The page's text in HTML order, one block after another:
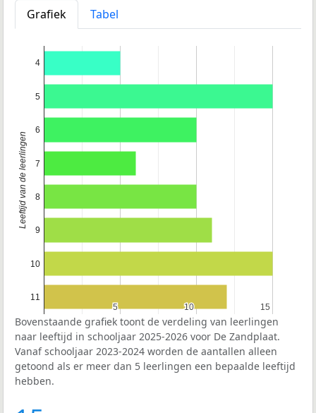
Grafiek
Tabel
5
5 10
10 15
15
4
5
6
7
8
9
10
11
Leeftijd van de leerlingen
Bovenstaande grafiek toont de verdeling van leerlingen
naar leeftijd in schooljaar 2025-2026 voor De Zandplaat.
Vanaf schooljaar 2023-2024 worden de aantallen alleen
getoond als er meer dan 5 leerlingen een bepaalde leeftijd
hebben.